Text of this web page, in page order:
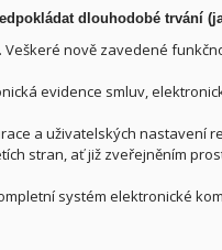
dlouhodobé trvání
nově zavedené
evidence smluv,
a uživatelských nastavení
stran, ať již zveřejněním
systém elektronické